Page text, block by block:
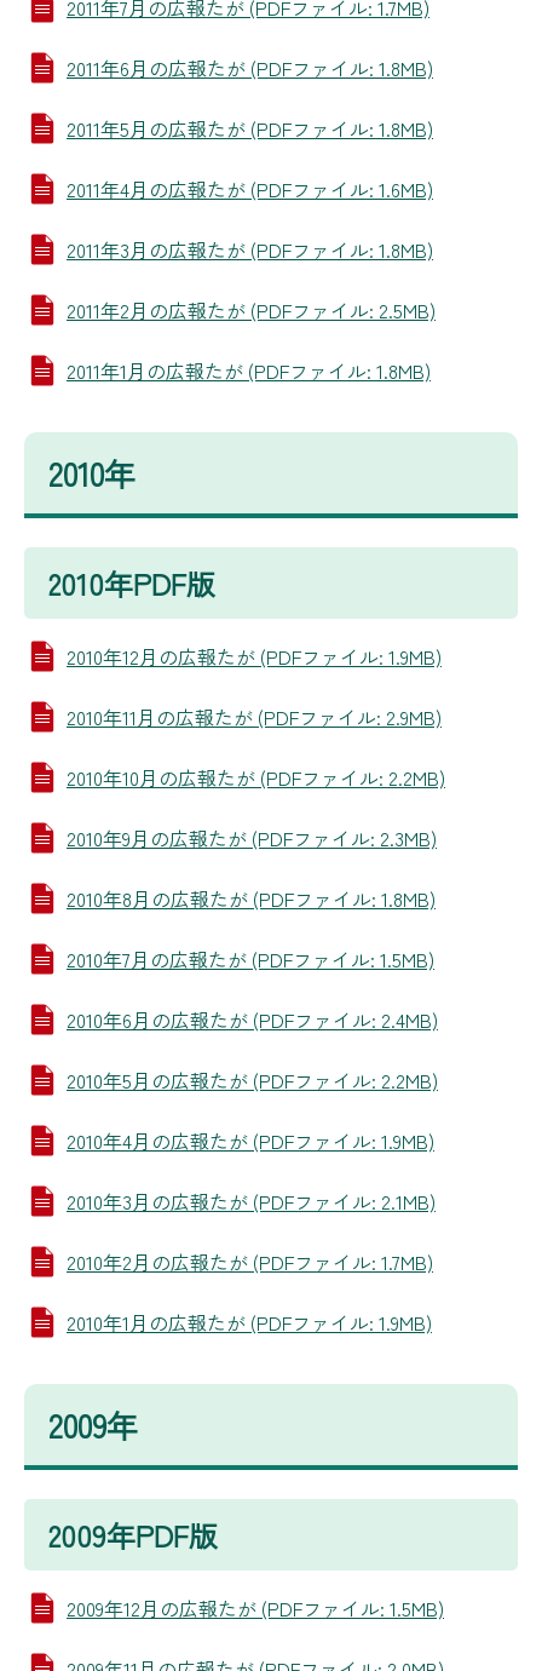
2011年7月の広報たが (PDFファイル: 1.7MB)
2011年6月の広報たが (PDFファイル: 1.8MB)
2011年5月の広報たが (PDFファイル: 1.8MB)
2011年4月の広報たが (PDFファイル: 1.6MB)
2011年3月の広報たが (PDFファイル: 1.8MB)
2011年2月の広報たが (PDFファイル: 2.5MB)
2011年1月の広報たが (PDFファイル: 1.8MB)
2010年
2010年PDF版
2010年12月の広報たが (PDFファイル: 1.9MB)
2010年11月の広報たが (PDFファイル: 2.9MB)
2010年10月の広報たが (PDFファイル: 2.2MB)
2010年9月の広報たが (PDFファイル: 2.3MB)
2010年8月の広報たが (PDFファイル: 1.8MB)
2010年7月の広報たが (PDFファイル: 1.5MB)
2010年6月の広報たが (PDFファイル: 2.4MB)
2010年5月の広報たが (PDFファイル: 2.2MB)
2010年4月の広報たが (PDFファイル: 1.9MB)
2010年3月の広報たが (PDFファイル: 2.1MB)
2010年2月の広報たが (PDFファイル: 1.7MB)
2010年1月の広報たが (PDFファイル: 1.9MB)
2009年
2009年PDF版
2009年12月の広報たが (PDFファイル: 1.5MB)